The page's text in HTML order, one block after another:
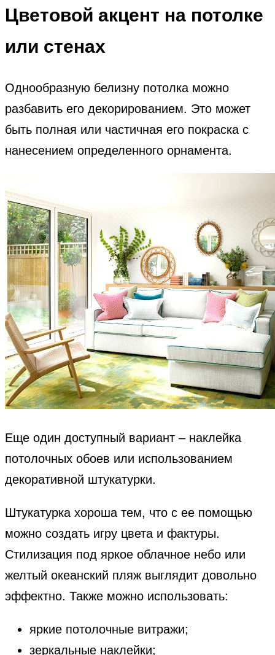
Цветовой акцент на потолке
или стенах
Однообразную белизну потолка можно
разбавить его декорированием. Это может
быть полная или частичная его покраска с
нанесением определенного орнамента.
Еще один доступный вариант – наклейка
потолочных обоев или использованием
декоративной штукатурки.
Штукатурка хороша тем, что с ее помощью
можно создать игру цвета и фактуры.
Стилизация под яркое облачное небо или
желтый океанский пляж выглядит довольно
эффектно. Также можно использовать:
яркие потолочные витражи;
зеркальные наклейки;